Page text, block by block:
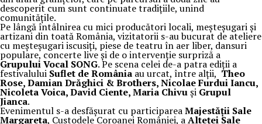
descoperit cum sunt continuate tradițiile, unind
comunitățile.
Pe lângă întâlnirea cu mici producători locali, meșteșugari și
artizani din toată România, vizitatorii s-au bucurat de ateliere
cu meșteșugari iscusiți, piese de teatru în aer liber, dansuri
populare, concerte live și de o intervenție surpriză a
Grupului Vocal SONG. Pe scena celei de-a patra ediții a
festivalului Suflet de România au urcat, între alții, Theo
Rose, Damian Drăghici & Brothers, Nicolae Furdui Iancu,
Nicoleta Voica, David Ciente, Maria Chivuși Grupul
Jianca.
Evenimentul s-a desfășurat cu participareaMajestății Sale
Margareta, Custodele Coroanei României, aAlteței Sale